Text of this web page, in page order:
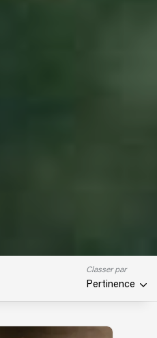
Classer par
Pertinence